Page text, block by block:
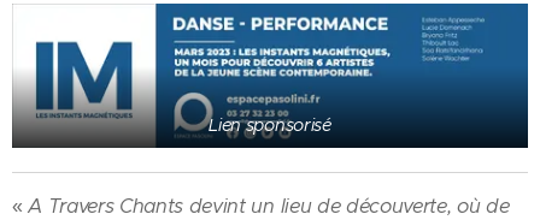
Lien sponsorisé
«A Travers Chants devint un lieu de découverte, où de